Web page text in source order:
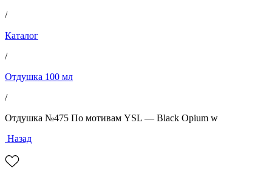
/
Каталог
/
Отдушка 100 мл
/
Отдушка №475 По мотивам YSL — Black Opium w
Назад